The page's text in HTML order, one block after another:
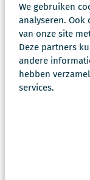
We gebruiken
analyseren.
van onze site
Deze partners
andere
hebben
services.
de
focussen
overzicht
stap